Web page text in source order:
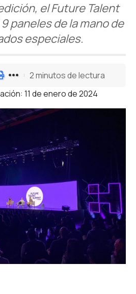
el Future Talent
paneles de la mano de
especiales.
11 de enero de 2024
2 minutos de lectura